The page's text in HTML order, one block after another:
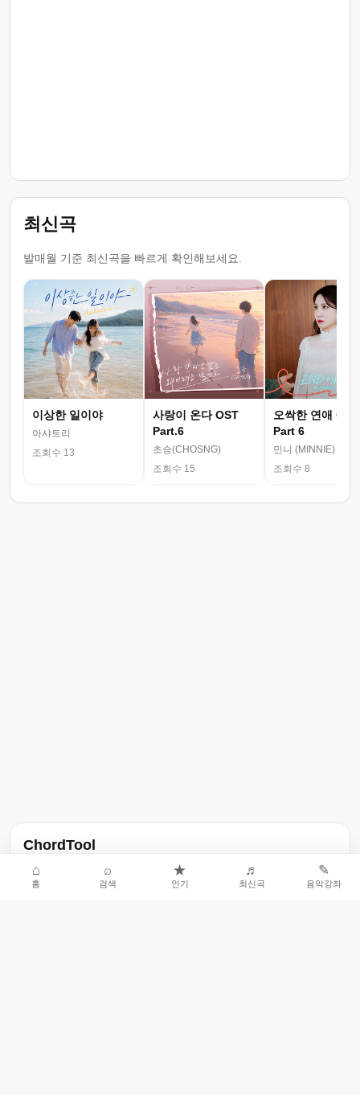
최신곡
발매월 기준 최신곡을 빠르게 확인해보세요.
이상한 일이야
아샤트리
조회수 13
사랑이 온다 OST
Part.6
초승(CHOSNG)
조회수 15
오싹한 연애 OST
Part 6
민니 (MINNIE)
조회수 8
ChordTool
노래 가사, 곡 정보, 코드, 악보를 한곳에서 찾을 수 있는 음악 정보
서비스입니다.
⌂
홈
⌕
검색
★
인기
♬
최신곡
✎
음악강좌